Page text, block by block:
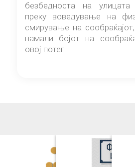
безбедноста на
преку воведување на
смирување на
намали бојот на
овој потег